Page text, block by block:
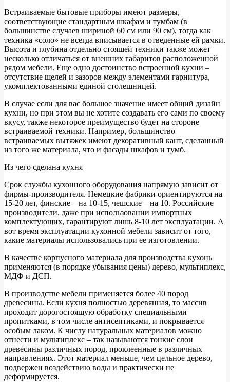
Встраиваемые бытовые приборы имеют размеры,
соответствующие стандартным шкафам и тумбам (в
большинстве случаев шириной 60 см или 90 см), тогда как
техника «соло» не всегда вписывается в отведенные ей рамки.
Высота и глубина отдельно стоящей техники также может
несколько отличаться от внешних габаритов расположенной
рядом мебели. Еще одно достоинство встроенной кухни –
отсутствие щелей и зазоров между элементами гарнитура,
укомплектованными единой столешницей.
В случае если для вас большое значение имеет общий дизайн
кухни, но при этом вы не хотите создавать его сами по своему
вкусу, также некоторое преимущество будет на стороне
встраиваемой техники. Например, большинство
встраиваемых вытяжек имеют декоративный кант, сделанный
из того же материала, что и фасады шкафов и тумб.
Из чего сделана кухня
Срок службы кухонного оборудования напрямую зависит от
фирмы-производителя. Немецкие фабрики ориентируются на
15-20 лет, финские – на 10-15, чешские – на 10. Российские
производители, даже при использовании импортных
комплектующих, гарантируют лишь 8-10 лет эксплуатации. А
вот время эксплуатации кухонной мебели зависит от того,
какие материалы использовались при ее изготовлении.
В качестве корпусного материала для производства кухонь
применяются (в порядке убывания цены) дерево, мультиплекс,
МДФ и ДСП.
В производстве мебели применяется более 40 пород
древесины. Если кухня полностью деревянная, то массив
проходит дорогостоящую обработку специальными
пропитками, в том числе антисептиками, и покрывается
особым лаком. К числу натуральных материалов можно
отнести и мультиплекс – так называются тонкие слои
древесины различных пород, проклеенные в различных
направлениях. Этот материал меньше, чем цельное дерево,
подвержен воздействию воды и практически не
деформируется.